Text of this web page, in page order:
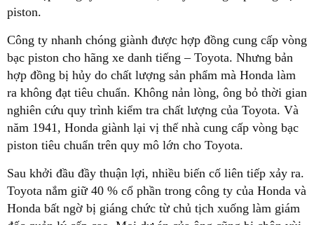
piston.
Công ty nhanh chóng giành được hợp đồng cung cấp vòng
bạc piston cho hãng xe danh tiếng – Toyota. Nhưng bản
hợp đồng bị hủy do chất lượng sản phẩm mà Honda làm
ra không đạt tiêu chuẩn. Không nản lòng, ông bỏ thời gian
nghiên cứu quy trình kiểm tra chất lượng của Toyota. Và
năm 1941, Honda giành lại vị thế nhà cung cấp vòng bạc
piston tiêu chuẩn trên quy mô lớn cho Toyota.
Sau khởi đầu đầy thuận lợi, nhiều biến cố liên tiếp xảy ra.
Toyota nắm giữ 40 % cổ phần trong công ty của Honda và
Honda bất ngờ bị giáng chức từ chủ tịch xuống làm giám